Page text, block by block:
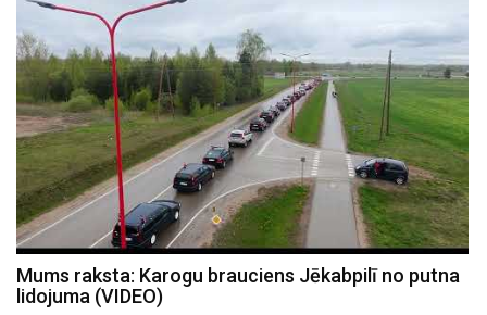
Mums raksta: Karogu brauciens Jēkabpilī no putna
lidojuma (VIDEO)